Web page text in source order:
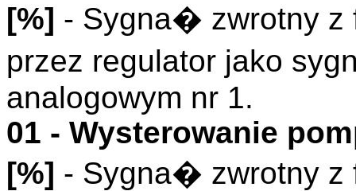
[%] - Sygna� zwrotny z
przez regulator jako
analogowym nr 1.
01 - Wysterowanie
[%] - Sygna� zwrotny z